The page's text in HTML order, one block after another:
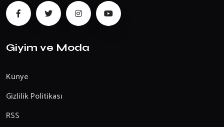
Giyim ve Moda
Künye
Gizlilik Politikası
RSS